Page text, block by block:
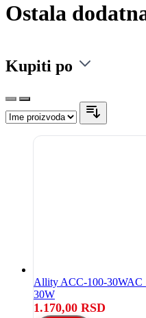
Ostala
Kupiti po
Allity ACC-100-30WAC
30W
1.170,00 RSD